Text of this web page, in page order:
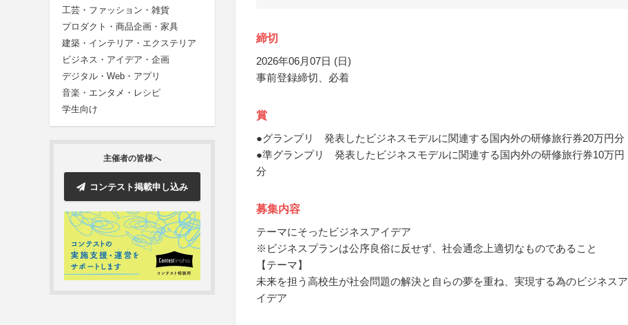
工芸・ファッション・雑貨
プロダクト・商品企画・家具
建築・インテリア・エクステリア
ビジネス・アイデア・企画
デジタル・Web・アプリ
音楽・エンタメ・レシピ
学生向け
主催者の皆様へ
コンテスト掲載申し込み
締切
2026年06月07日 (日)
事前登録締切、必着
賞
●グランプリ 発表したビジネスモデルに関連する国内外の研修旅行券20万円分
●準グランプリ 発表したビジネスモデルに関連する国内外の研修旅行券10万円
分
募集内容
テーマにそったビジネスアイデア
※ビジネスプランは公序良俗に反せず、社会通念上適切なものであること
【テーマ】
未来を担う高校生が社会問題の解決と自らの夢を重ね、実現する為のビジネスア
イデア